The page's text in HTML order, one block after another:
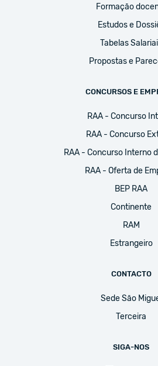
Formação
Estudos e
Tabelas
Propostas e
CONCURSOS E
RAA - Concurso
RAA - Concurso
RAA - Concurso Interno
RAA - Oferta de
BEP RAA
Continente
RAM
Estrangeiro
CONTACTO
Sede São
Terceira
SIGA-NOS